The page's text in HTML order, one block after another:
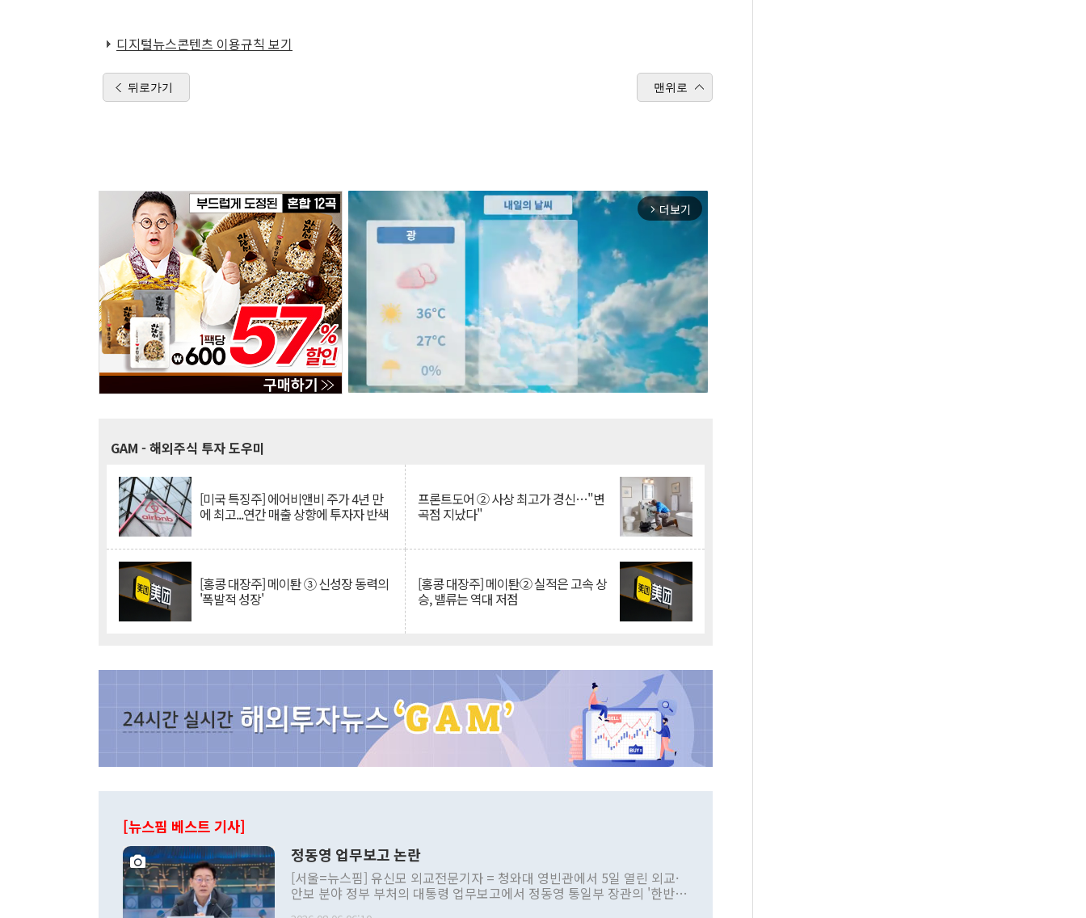
디지털뉴스콘텐츠 이용규칙 보기
뒤로가기 맨위로
arrow_forward_ios 더보기
GAM - 해외주식 투자 도우미
[미국 특징주] 에어비앤비 주가 4년 만
에 최고...연간 매출 상향에 투자자 반색
프론트도어 ② 사상 최고가 경신…"변
곡점 지났다"
[홍콩 대장주] 메이퇀 ③ 신성장 동력의
'폭발적 성장'
[홍콩 대장주] 메이퇀② 실적은 고속 상
승, 밸류는 역대 저점
[뉴스핌 베스트 기사]
정동영 업무보고 논란
[서울=뉴스핌] 유신모 외교전문기자 = 청와대 영빈관에서 5일 열린 외교·
안보 분야 정부 부처의 대통령 업무보고에서 정동영 통일부 장관의 '한반도